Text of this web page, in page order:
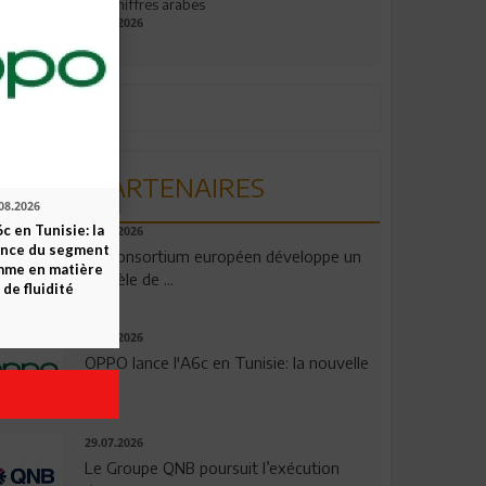
aux chiffres arabes
09.07.2026
PARTENAIRES
06.08.2026
Un consortium européen développe un
modèle de ...
04.08.2026
OPPO lance l'A6c en Tunisie: la nouvelle
29.07.2026
Le Groupe QNB poursuit l’exécution
en Tunisie: la
du segment
en matière
fluidité